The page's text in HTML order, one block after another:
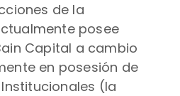
de la
posee
Capital a cambio
en posesión de
(la